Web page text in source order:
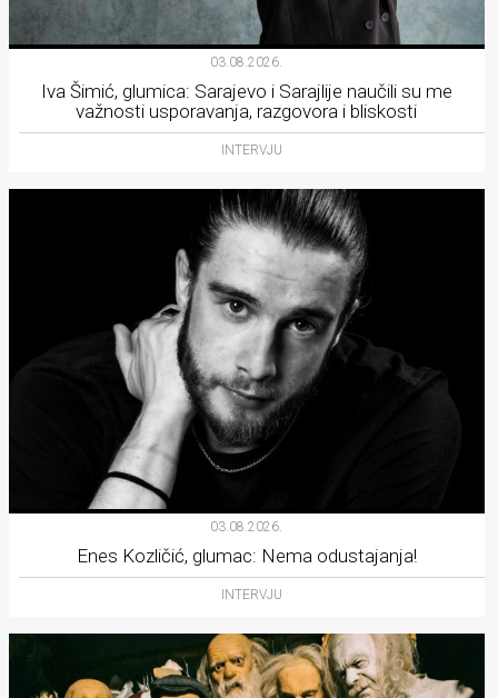
03.08.2026.
Iva Šimić, glumica: Sarajevo i Sarajlije naučili su me
važnosti usporavanja, razgovora i bliskosti
INTERVJU
03.08.2026.
Enes Kozličić, glumac: Nema odustajanja!
INTERVJU